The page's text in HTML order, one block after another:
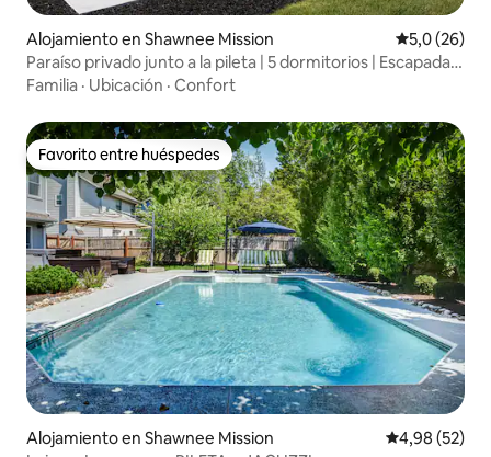
Alojamiento en Shawnee Mission Calificación
5,0 (26)
Paraíso privado junto a la pileta | 5 dormitorios | Escapada
familiar
Familia · Ubicación · Confort
Favorito entre huéspedes
Favorito entre huéspedes
Alojamiento en Shawnee Mission Calificación
4,98 (52)